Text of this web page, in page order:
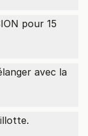
pour 15
avec la